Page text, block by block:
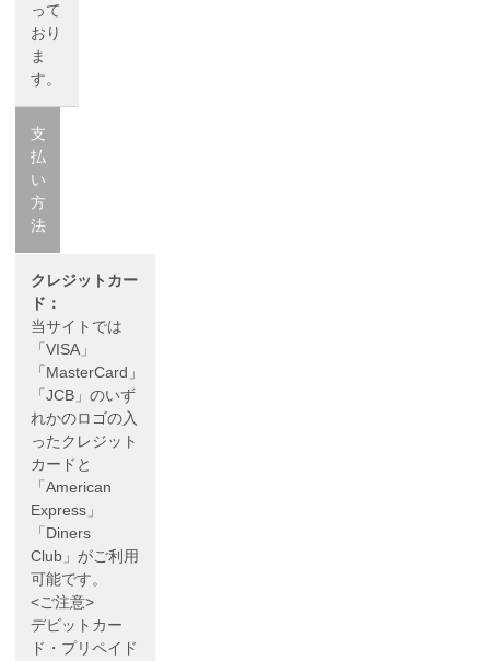
って
おり
ま
す。
支
払
い
方
法
クレジットカー
ド：
当サイトでは
「VISA」
「MasterCard」
「JCB」のいず
れかのロゴの入
ったクレジット
カードと
「American
Express」
「Diners
Club」がご利用
可能です。
<ご注意>
デビットカー
ド・プリペイド